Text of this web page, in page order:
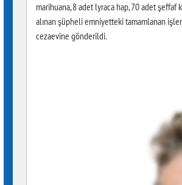
marihuana, 8 adet lyraca hap, 70 adet
alınan şüpheli emniyetteki tamamlanan
cezaevine gönderildi.